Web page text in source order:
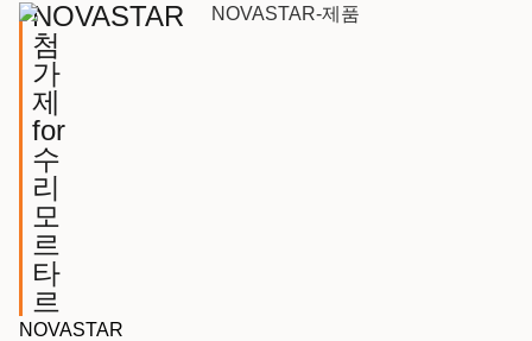
NOVASTAR
첨
가
제
for
수
리
모
르
타
르
NOVASTAR